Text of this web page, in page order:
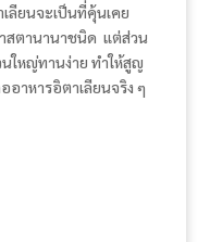
ลียนจะเป็นที่คุ้นเคย
สตานานาชนิด แต่ส่วน
ใหญ่ทานง่าย ทำให้สูญ
อาหารอิตาเลียนจริง ๆ